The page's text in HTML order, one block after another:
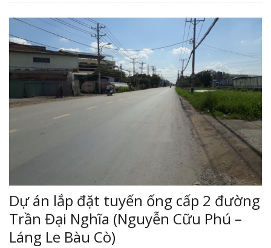
Dự án lắp đặt tuyến ống cấp 2 đường
Trần Đại Nghĩa (Nguyễn Cữu Phú –
Láng Le Bàu Cò)